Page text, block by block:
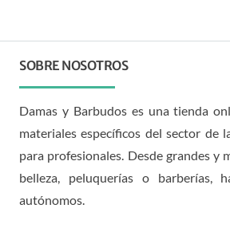
SOBRE NOSOTROS
Damas y Barbudos es una tienda
materiales específicos del sector de
para profesionales. Desde grandes y
belleza, peluquerías o barberías,
autónomos.